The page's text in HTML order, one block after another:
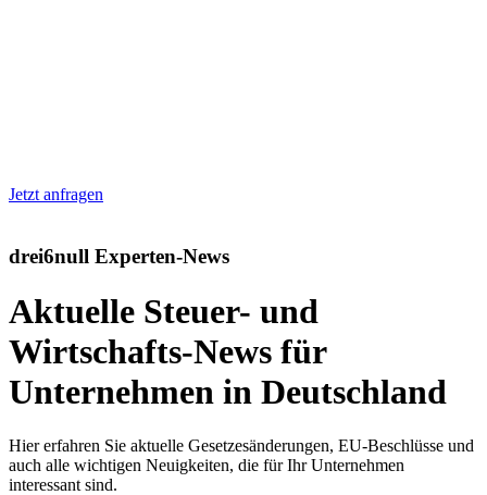
Jetzt anfragen
drei6null Experten-News
Aktuelle Steuer- und
Wirtschafts-News für
Unternehmen in Deutschland
Hier erfahren Sie aktuelle Gesetzesänderungen, EU-Beschlüsse und
auch alle wichtigen Neuigkeiten, die für Ihr Unternehmen
interessant sind.